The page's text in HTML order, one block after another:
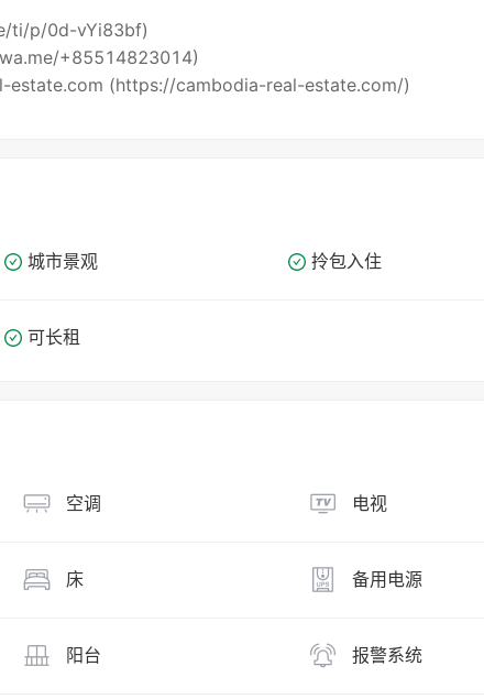
ti/p/0d-vYi83bf)
+85514823014)
estate.com (https://cambodia-real-estate.com/)
城市景观 拎包入住
可长租
空调 电视
床 备用电源
阳台 报警系统